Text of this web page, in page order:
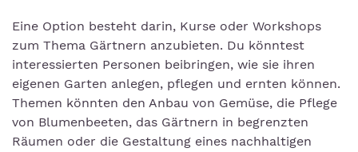
Eine Option besteht darin, Kurse oder Workshops
zum Thema Gärtnern anzubieten. Du könntest
interessierten Personen beibringen, wie sie ihren
eigenen Garten anlegen, pflegen und ernten können.
Themen könnten den Anbau von Gemüse, die Pflege
von Blumenbeeten, das Gärtnern in begrenzten
Räumen oder die Gestaltung eines nachhaltigen